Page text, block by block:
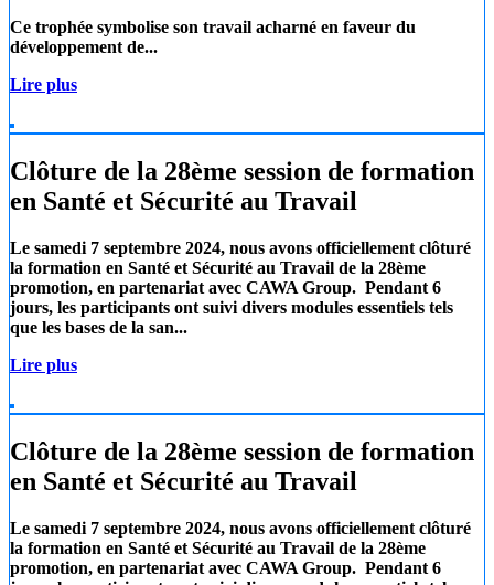
Ce trophée symbolise son travail acharné en faveur du
développement de...
Lire plus
Clôture de la 28ème session de formation
en Santé et Sécurité au Travail
Le samedi 7 septembre 2024, nous avons officiellement clôturé
la formation en Santé et Sécurité au Travail de la 28ème
promotion, en partenariat avec CAWA Group. Pendant 6
jours, les participants ont suivi divers modules essentiels tels
que les bases de la san...
Lire plus
Clôture de la 28ème session de formation
en Santé et Sécurité au Travail
Le samedi 7 septembre 2024, nous avons officiellement clôturé
la formation en Santé et Sécurité au Travail de la 28ème
promotion, en partenariat avec CAWA Group. Pendant 6